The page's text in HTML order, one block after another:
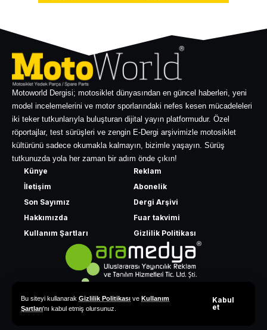
Bu siteyi kullanarak Gizlilik Politikası ve Kullanım
Şartları'nı kabul etmiş olursunuz.
Kabul
et
Motoworld Dergisi; motosiklet dünyasından en güncel haberleri, yeni
model incelemelerini ve motor sporlarındaki nefes kesen mücadeleleri
iki teker tutkunlarıyla buluşturan dijital yayın platformudur. Özel
röportajlar, test sürüşleri ve zengin E-Dergi arşivimizle motosiklet
kültürünü sadece okumakla kalmayın, bizimle yaşayın. Sürüş
tutkunuzda yola her zaman bir adım önde çıkın!
Künye
İletişim
Son Sayımız
Hakkımızda
Kullanım Şartları
Reklam
Abonelik
Dergi Arşivi
Fuar takvimi
Gizlilik Politikası